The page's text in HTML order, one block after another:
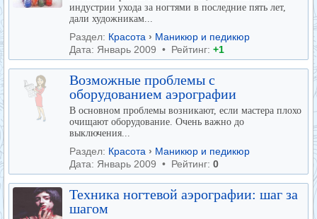
индустрии ухода за ногтями в последние пять лет,
дали художникам...
Раздел: Красота › Маникюр и педикюр
Дата: Январь 2009 • Рейтинг: +1
Возможные проблемы с
оборудованием аэрографии
В основном проблемы возникают, если мастера плохо
очищают оборудование. Очень важно до
выключения...
Раздел: Красота › Маникюр и педикюр
Дата: Январь 2009 • Рейтинг: 0
Техника ногтевой аэрографии: шаг за
шагом